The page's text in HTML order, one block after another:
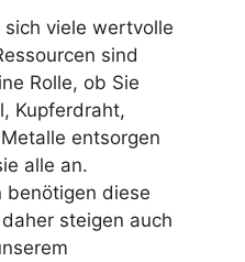
viele wertvolle
sind
Rolle, ob Sie
Kupferdraht,
entsorgen
alle an.
benötigen diese
steigen auch